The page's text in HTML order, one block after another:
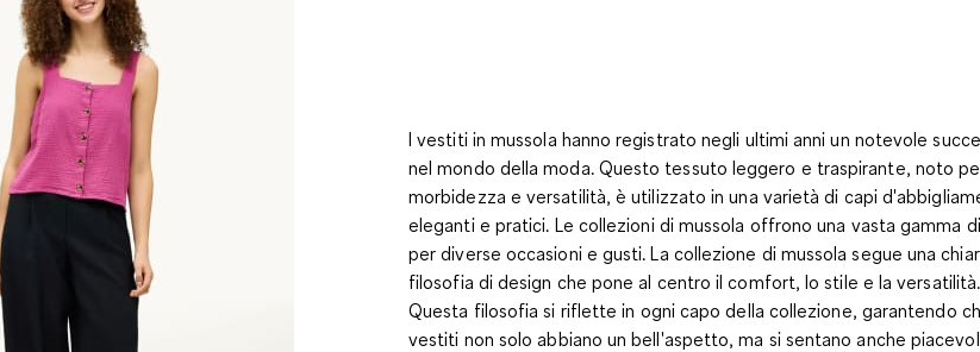
I vestiti in mussola hanno registrato negli ultimi anni un notevole
nel mondo della moda. Questo tessuto leggero e traspirante, noto
morbidezza e versatilità, è utilizzato in una varietà di capi
eleganti e pratici. Le collezioni di mussola offrono una vasta gamma
per diverse occasioni e gusti. La collezione di mussola segue una
filosofia di design che pone al centro il comfort, lo stile e la versatilità.
Questa filosofia si riflette in ogni capo della collezione, garantendo
vestiti non solo abbiano un bell'aspetto, ma si sentano anche